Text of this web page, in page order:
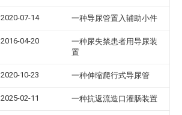
2020-07-14 一种导尿管置入辅助小件
2016-04-20
一种尿失禁患者用导尿装
置
2020-10-23 一种伸缩爬行式导尿管
2025-02-11 一种抗返流造口灌肠装置